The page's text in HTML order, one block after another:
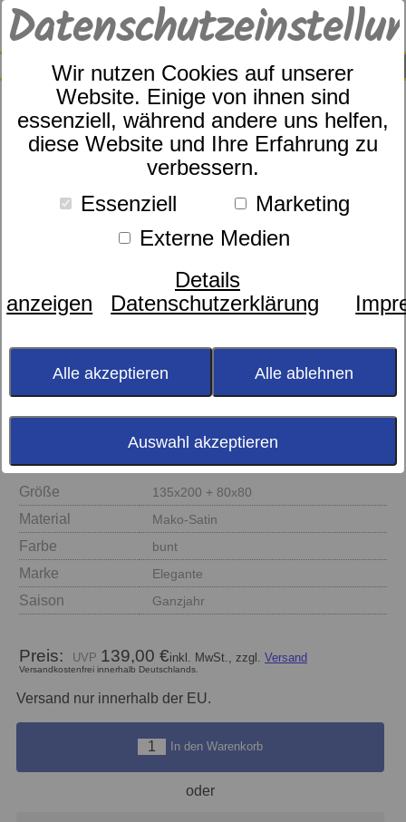
Wir nutzen Cookies auf unserer
Website. Einige von ihnen sind
essenziell, während andere uns helfen,
diese Website und Ihre Erfahrung zu
verbessern.
Essenziell
Marketing
Externe Medien
Details
anzeigen
Datenschutzerklärung
Alle akzeptieren Alle ablehnen
Auswahl akzeptieren
SUCHE
0
Elegante Rise Art.Nr. 24504/2
Größe 135x200 + 80x80
Material Mako-Satin
Farbe bunt
Marke Elegante
Saison Ganzjahr
Preis: 139,00 €inkl. MwSt., zzgl. Versand
Versandkostenfrei innerhalb Deutschlands.
Versand nur innerhalb der EU.
In den Warenkorb
oder